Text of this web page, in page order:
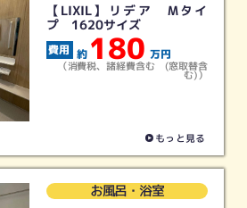
カテゴリーをクリック
ーム
リフォーム
洗面
リフォーム
【LIXIL】リデア Mタイ
プ 1620サイズ
約 180 万円
（消費税、諸経費含む (窓取替含
む)）
もっと見る
お風呂・浴室